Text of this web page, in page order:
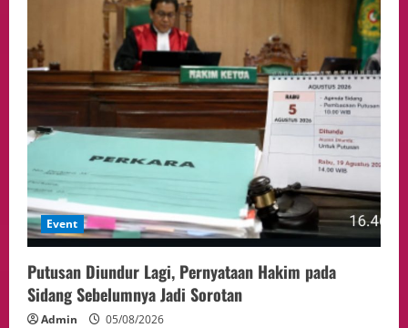
Event
Putusan Diundur Lagi, Pernyataan Hakim pada
Sidang Sebelumnya Jadi Sorotan
Admin 05/08/2026